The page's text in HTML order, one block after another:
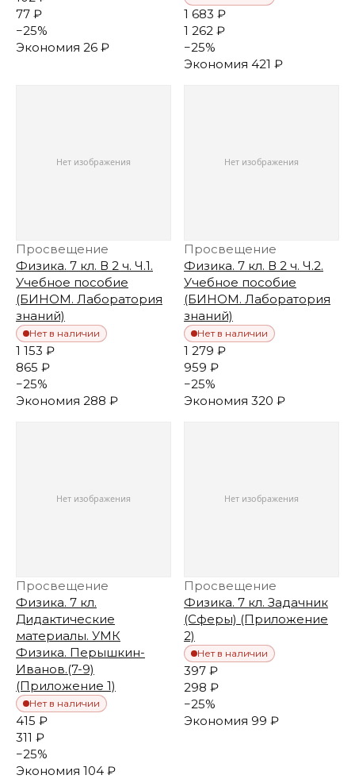
77 ₽
−25%
Экономия 26 ₽
1 683 ₽
1 262 ₽
−25%
Экономия 421 ₽
Просвещение
Физика. 7 кл. В 2 ч. Ч.1.
Учебное пособие
(БИНОМ. Лаборатория
знаний)
Нет в наличии
1 153 ₽
865 ₽
−25%
Экономия 288 ₽
Просвещение
Физика. 7 кл. В 2 ч. Ч.2.
Учебное пособие
(БИНОМ. Лаборатория
знаний)
Нет в наличии
1 279 ₽
959 ₽
−25%
Экономия 320 ₽
Просвещение
Физика. 7 кл.
Дидактические
материалы. УМК
Физика. Перышкин-
Иванов.(7-9)
(Приложение 1)
Нет в наличии
415 ₽
311 ₽
−25%
Экономия 104 ₽
Просвещение
Физика. 7 кл. Задачник
(Сферы) (Приложение
2)
Нет в наличии
397 ₽
298 ₽
−25%
Экономия 99 ₽